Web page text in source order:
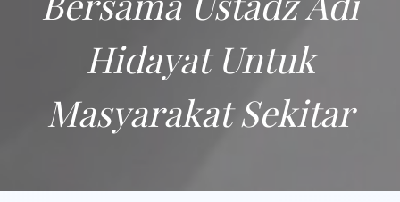
Hidayat Untuk
Masyarakat Sekitar